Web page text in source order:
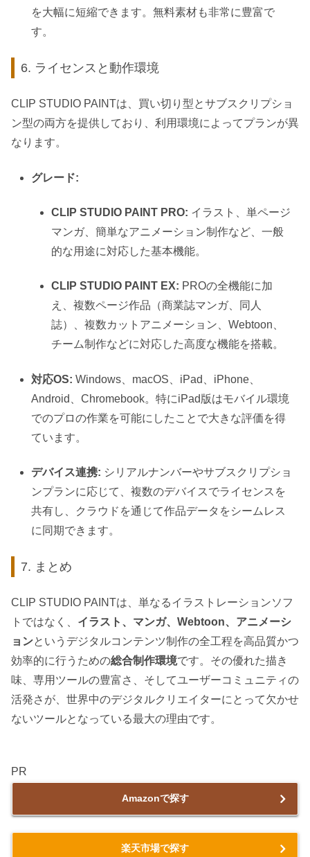
を大幅に短縮できます。無料素材も非常に豊富で
す。
6. ライセンスと動作環境
CLIP STUDIO PAINTは、買い切り型とサブスクリプショ
ン型の両方を提供しており、利用環境によってプランが異
なります。
グレード:
CLIP STUDIO PAINT PRO: イラスト、単ページ
マンガ、簡単なアニメーション制作など、一般
的な用途に対応した基本機能。
CLIP STUDIO PAINT EX: PROの全機能に加
え、複数ページ作品（商業誌マンガ、同人
誌）、複数カットアニメーション、Webtoon、
チーム制作などに対応した高度な機能を搭載。
対応OS: Windows、macOS、iPad、iPhone、
Android、Chromebook。特にiPad版はモバイル環境
でのプロの作業を可能にしたことで大きな評価を得
ています。
デバイス連携: シリアルナンバーやサブスクリプショ
ンプランに応じて、複数のデバイスでライセンスを
共有し、クラウドを通じて作品データをシームレス
に同期できます。
7. まとめ
CLIP STUDIO PAINTは、単なるイラストレーションソフ
トではなく、 イラスト、マンガ、Webtoon、アニメーシ
ョンというデジタルコンテンツ制作の全工程を高品質かつ
効率的に行うための総合制作環境です。その優れた描き
味、専用ツールの豊富さ、そしてユーザーコミュニティの
活発さが、世界中のデジタルクリエイターにとって欠かせ
ないツールとなっている最大の理由です。
PR
Amazonで探す
楽天市場で探す